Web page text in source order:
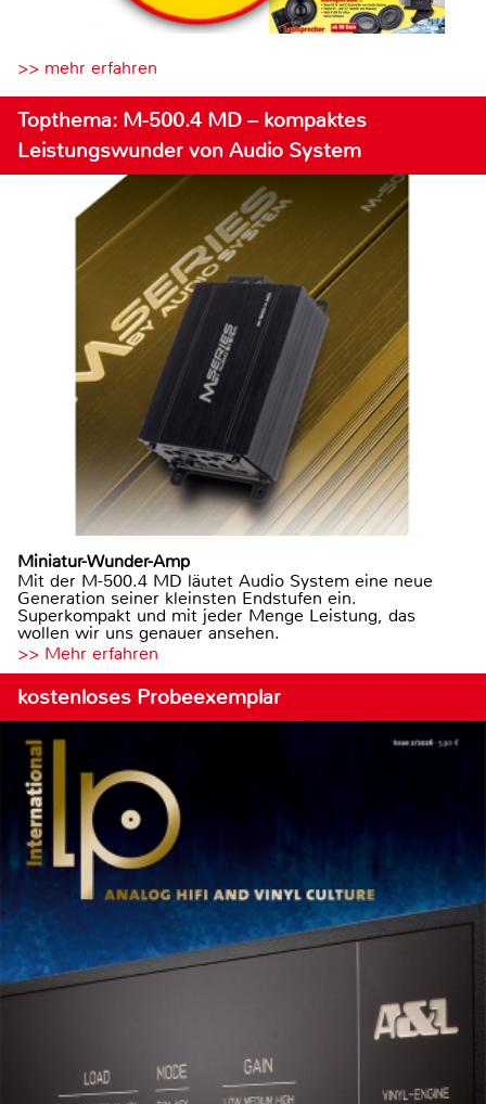
>> mehr erfahren
Topthema: M-500.4 MD – kompaktes
Leistungswunder von Audio System
Miniatur-Wunder-Amp
Mit der M-500.4 MD läutet Audio System eine neue
Generation seiner kleinsten Endstufen ein.
Superkompakt und mit jeder Menge Leistung, das
wollen wir uns genauer ansehen.
>> Mehr erfahren
kostenloses Probeexemplar